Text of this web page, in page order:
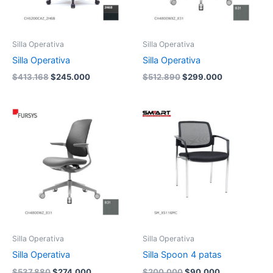
Silla Operativa
Silla Operativa
$413.168$245.000
Silla Operativa
Silla Operativa
$512.890$299.000
Silla Operativa
Silla Operativa
precio
original
era:
$537.880.
precio
Silla Operativa
Silla Spoon 4 patas
precio
original
era:
$200.000.
actual
es:
$90.000.